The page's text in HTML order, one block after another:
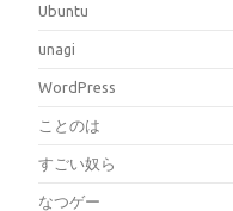
Ubuntu
unagi
WordPress
ことのは
すごい奴ら
なつゲー